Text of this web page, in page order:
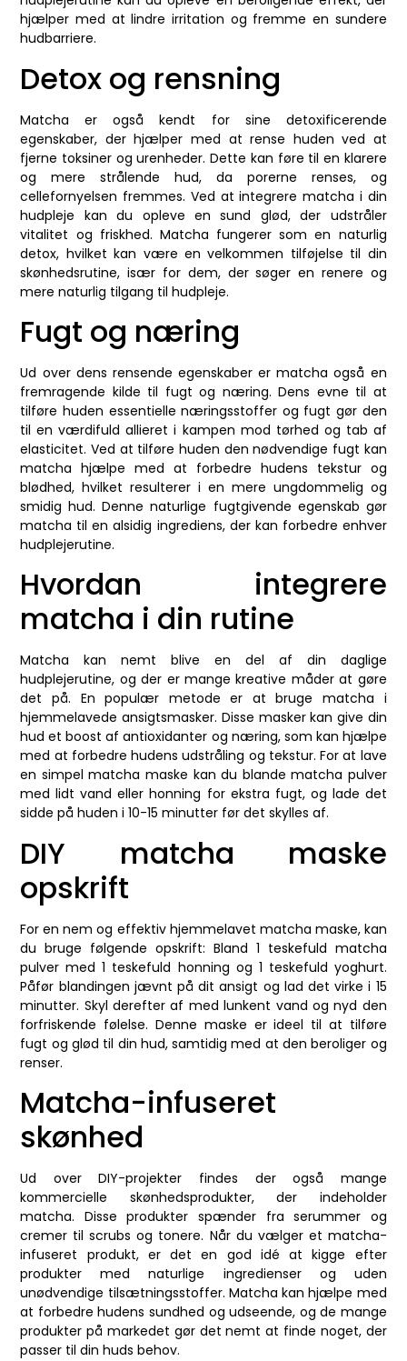
hjælper med at lindre irritation og fremme en sundere
hudbarriere.
Detox og rensning
Matcha er også kendt for sine detoxificerende
egenskaber, der hjælper med at rense huden ved at
fjerne toksiner og urenheder. Dette kan føre til en klarere
og mere strålende hud, da porerne renses, og
cellefornyelsen fremmes. Ved at integrere matcha i din
hudpleje kan du opleve en sund glød, der udstråler
vitalitet og friskhed. Matcha fungerer som en naturlig
detox, hvilket kan være en velkommen tilføjelse til din
skønhedsrutine, især for dem, der søger en renere og
mere naturlig tilgang til hudpleje.
Fugt og næring
Ud over dens rensende egenskaber er matcha også en
fremragende kilde til fugt og næring. Dens evne til at
tilføre huden essentielle næringsstoffer og fugt gør den
til en værdifuld allieret i kampen mod tørhed og tab af
elasticitet. Ved at tilføre huden den nødvendige fugt kan
matcha hjælpe med at forbedre hudens tekstur og
blødhed, hvilket resulterer i en mere ungdommelig og
smidig hud. Denne naturlige fugtgivende egenskab gør
matcha til en alsidig ingrediens, der kan forbedre enhver
hudplejerutine.
Hvordan integrere
matcha i din rutine
Matcha kan nemt blive en del af din daglige
hudplejerutine, og der er mange kreative måder at gøre
det på. En populær metode er at bruge matcha i
hjemmelavede ansigtsmasker. Disse masker kan give din
hud et boost af antioxidanter og næring, som kan hjælpe
med at forbedre hudens udstråling og tekstur. For at lave
en simpel matcha maske kan du blande matcha pulver
med lidt vand eller honning for ekstra fugt, og lade det
sidde på huden i 10-15 minutter før det skylles af.
DIY matcha maske
opskrift
For en nem og effektiv hjemmelavet matcha maske, kan
du bruge følgende opskrift: Bland 1 teskefuld matcha
pulver med 1 teskefuld honning og 1 teskefuld yoghurt.
Påfør blandingen jævnt på dit ansigt og lad det virke i 15
minutter. Skyl derefter af med lunkent vand og nyd den
forfriskende følelse. Denne maske er ideel til at tilføre
fugt og glød til din hud, samtidig med at den beroliger og
renser.
Matcha-infuseret
skønhed
Ud over DIY-projekter findes der også mange
kommercielle skønhedsprodukter, der indeholder
matcha. Disse produkter spænder fra serummer og
cremer til scrubs og tonere. Når du vælger et matcha-
infuseret produkt, er det en god idé at kigge efter
produkter med naturlige ingredienser og uden
unødvendige tilsætningsstoffer. Matcha kan hjælpe med
at forbedre hudens sundhed og udseende, og de mange
produkter på markedet gør det nemt at finde noget, der
passer til din huds behov.